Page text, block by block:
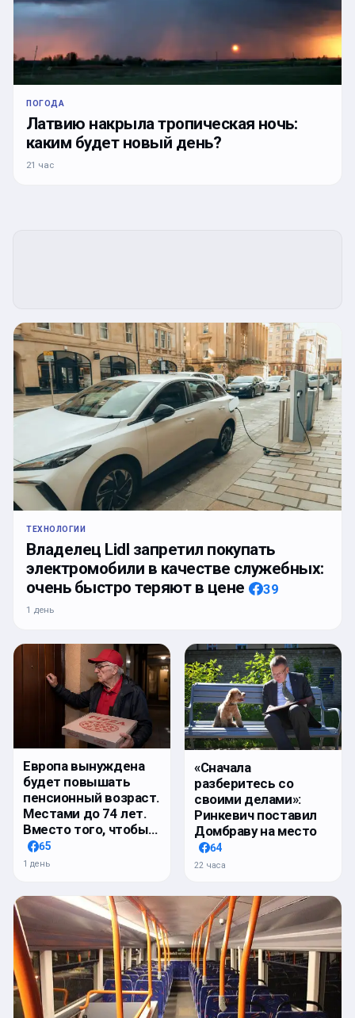
ПОГОДА
Латвию накрыла тропическая ночь:
каким будет новый день?
21 час
ТЕХНОЛОГИИ
Владелец Lidl запретил покупать
электромобили в качестве служебных:
очень быстро теряют в цене
39
1 день
Европа вынуждена
будет повышать
пенсионный возраст.
Местами до 74 лет.
Вместо того, чтобы…
65
1 день
«Сначала
разберитесь со
своими делами»:
Ринкевич поставил
Домбраву на место
64
22 часа